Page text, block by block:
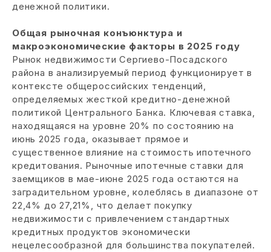
денежной политики.
Общая рыночная конъюнктура и
макроэкономические факторы в 2025 году
Рынок недвижимости Сергиево-Посадского
района в анализируемый период функционирует в
контексте общероссийских тенденций,
определяемых жесткой кредитно-денежной
политикой Центрального Банка. Ключевая ставка,
находящаяся на уровне 20% по состоянию на
июнь 2025 года, оказывает прямое и
существенное влияние на стоимость ипотечного
кредитования. Рыночные ипотечные ставки для
заемщиков в мае-июне 2025 года остаются на
заградительном уровне, колеблясь в диапазоне от
22,4% до 27,21%, что делает покупку
недвижимости с привлечением стандартных
кредитных продуктов экономически
нецелесообразной для большинства покупателей.